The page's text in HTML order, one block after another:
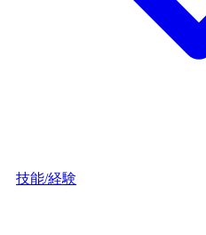
技能/経験